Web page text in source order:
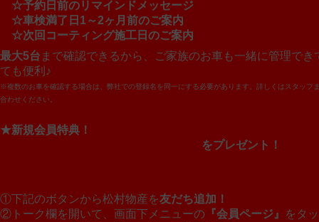
☆予約日前のリマインドメッセージ
☆車検満了日1～2ヶ月前のご案内
☆次回コーティング施工日のご案内
最大5台 まで確認できるから、ご家族のお車も一緒に管理でき
ても便利♪
※複数のお車を確認する場合は、弊社での登録名を同一にする必要があります。詳しくはスタッフ
合わせください。
★新規会員特典！
をプレゼント！
①下記のボタンから松村物産を友だち追加！
②トーク欄を開いて、画面下メニューの 『会員ページ』
をタ